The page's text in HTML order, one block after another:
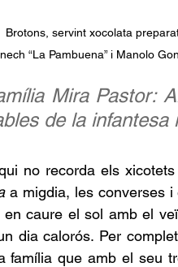
Brotons, servint xocolata
“La Pambuena” i Manolo
Mira Pastor:
de la infantesa
no recorda els
a migdia, les converses i
en caure el sol amb el
dia calorós. Per
família que amb el seu